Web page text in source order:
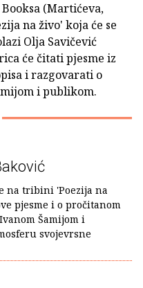
(Martićeva,
na živo' koja će se
Olja Savičević
će čitati pjesme iz
i razgovarati o
i publikom.
na tribini 'Poezija na
pjesme i o pročitanom
Šamijom i
svojevrsne